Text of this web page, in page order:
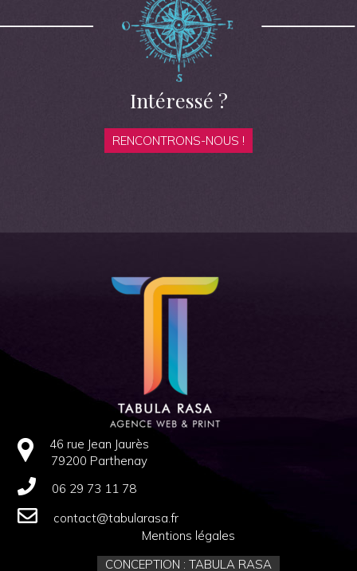
Intéressé ?
RENCONTRONS-NOUS !
46 rue Jean Jaurès
79200 Parthenay
06 29 73 11 78
contact@tabularasa.fr
Mentions légales
CONCEPTION : TABULA RASA